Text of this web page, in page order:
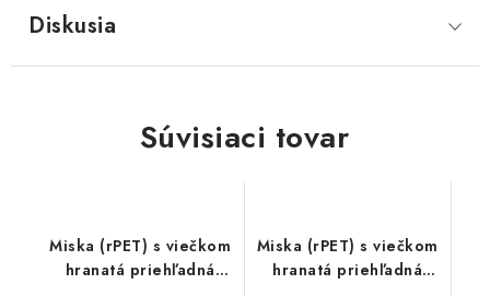
Diskusia
Súvisiaci tovar
Miska (rPET) s viečkom
hranatá priehľadná
Miska (rPET) s viečkom
hranatá priehľadná